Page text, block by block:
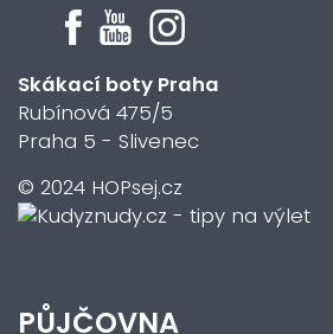
Skákací boty Praha
Rubínová 475/5
Praha 5 - Slivenec
© 2024 HOPsej.cz
PŮJČOVNA